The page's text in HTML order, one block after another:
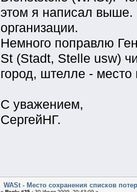
этом я написал выше.
организации.
Немного поправлю
St (Stadt, Stelle usw)
город, штелле - место
С уважением,
СергейНГ.
WASt - Место сохранения списков